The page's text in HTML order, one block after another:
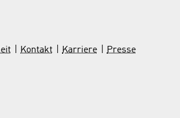
Kontakt Karriere
Presse